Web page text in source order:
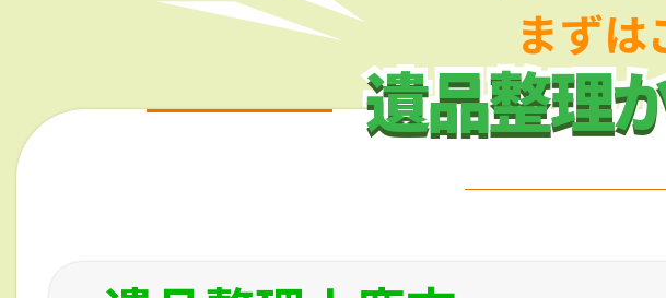
まず
遺品整理
遺品整理